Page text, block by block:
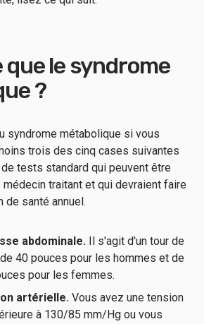
le syndrome
?
syndrome métabolique si vous
trois des cinq cases suivantes
tests standard qui peuvent être
traitant et qui devraient faire
de santé annuel.
abdominale. Il s'agit d'un tour de
40 pouces pour les hommes et de
pour les femmes.
artérielle. Vous avez une tension
à 130/85 mm/Hg ou vous